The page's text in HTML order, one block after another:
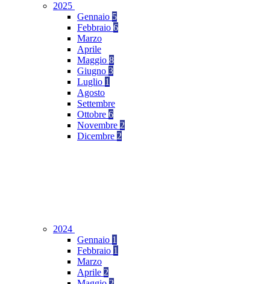
2025
Gennaio 5
Febbraio 6
Marzo
Aprile
Maggio 8
Giugno 3
Luglio 1
Agosto
Settembre
Ottobre 6
Novembre 2
Dicembre 2
2024
Gennaio 1
Febbraio 1
Marzo
Aprile 2